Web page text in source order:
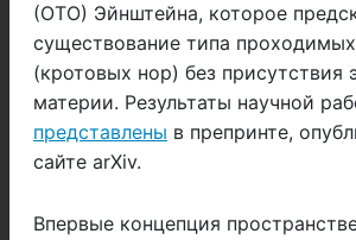
(ОТО) Эйнштейна, которое
существование типа
(кротовых нор) без присутствия
материи. Результаты научной
представлены в препринте,
сайте arXiv.
Впервые концепция